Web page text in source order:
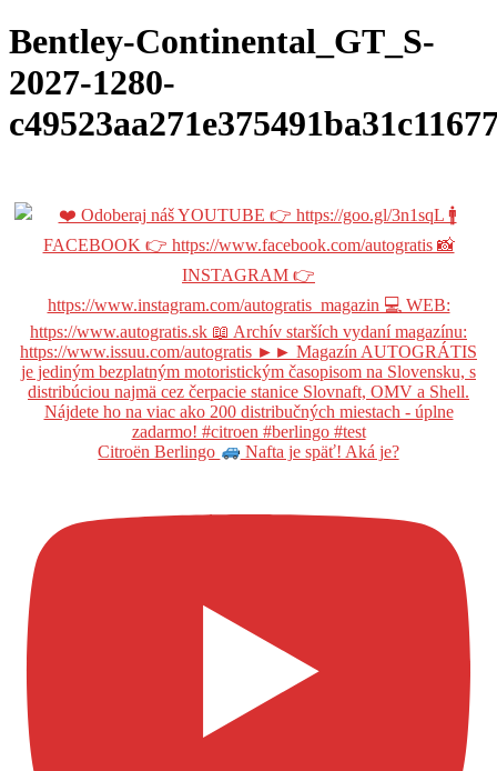
Bentley-Continental_GT_S-
2027-1280-
Citroën Berlingo Nafta je späť! Aká je?